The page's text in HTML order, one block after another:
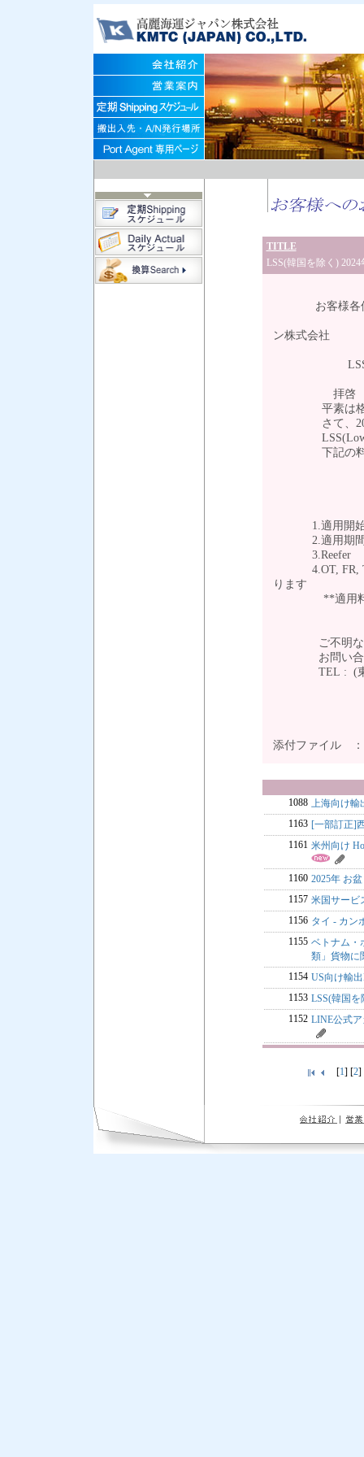
TITLE
LSS(韓国を除く)
お客様各
ン株式会社
LSS(韓国を
拝啓 貴社ま
平素は格別の
さて、2024
LSS(Low
下記の料率と
1.適用開始日
2.適用期間
3.Reefer ：リ
4.OT, FR, TK
ります
**適用料率に
ご不明な点は
お問い合わ
TEL : (東京）
添付ファイル
1088 上海向け輸
1163 [一部訂正]
1161 米州向け
1160 2025年 お
1157 米国サービ
1156 タイ - カン
1155 ベトナム・
類」貨物に
1154 US向け輸
1153 LSS(韓国を
1152 LINE公式
[1] [2]